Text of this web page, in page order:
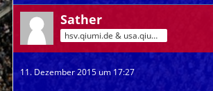
Sather
hsv.qiumi.de & usa.qiumi.de
11. Dezember 2015 um 17:27